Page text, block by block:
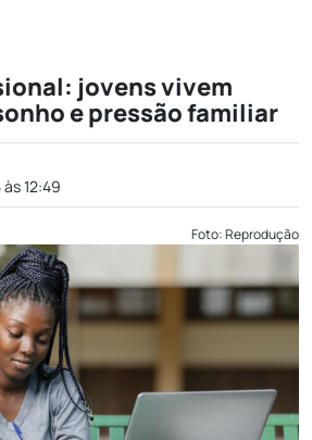
jovens vivem
e pressão familiar
12:49
Foto: Reprodução